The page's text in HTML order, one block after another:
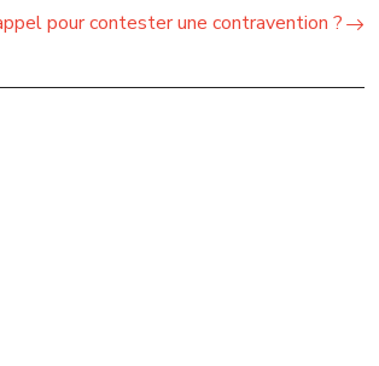
pour contester une contravention ?